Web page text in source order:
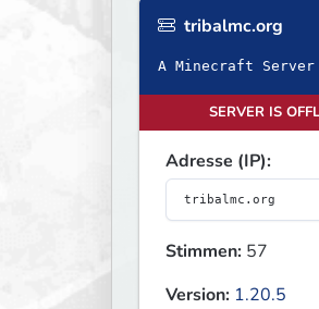
tribalmc.org
A Minecraft Server
SERVER IS
Adresse (IP):
Stimmen: 57
Version: 1.20.5